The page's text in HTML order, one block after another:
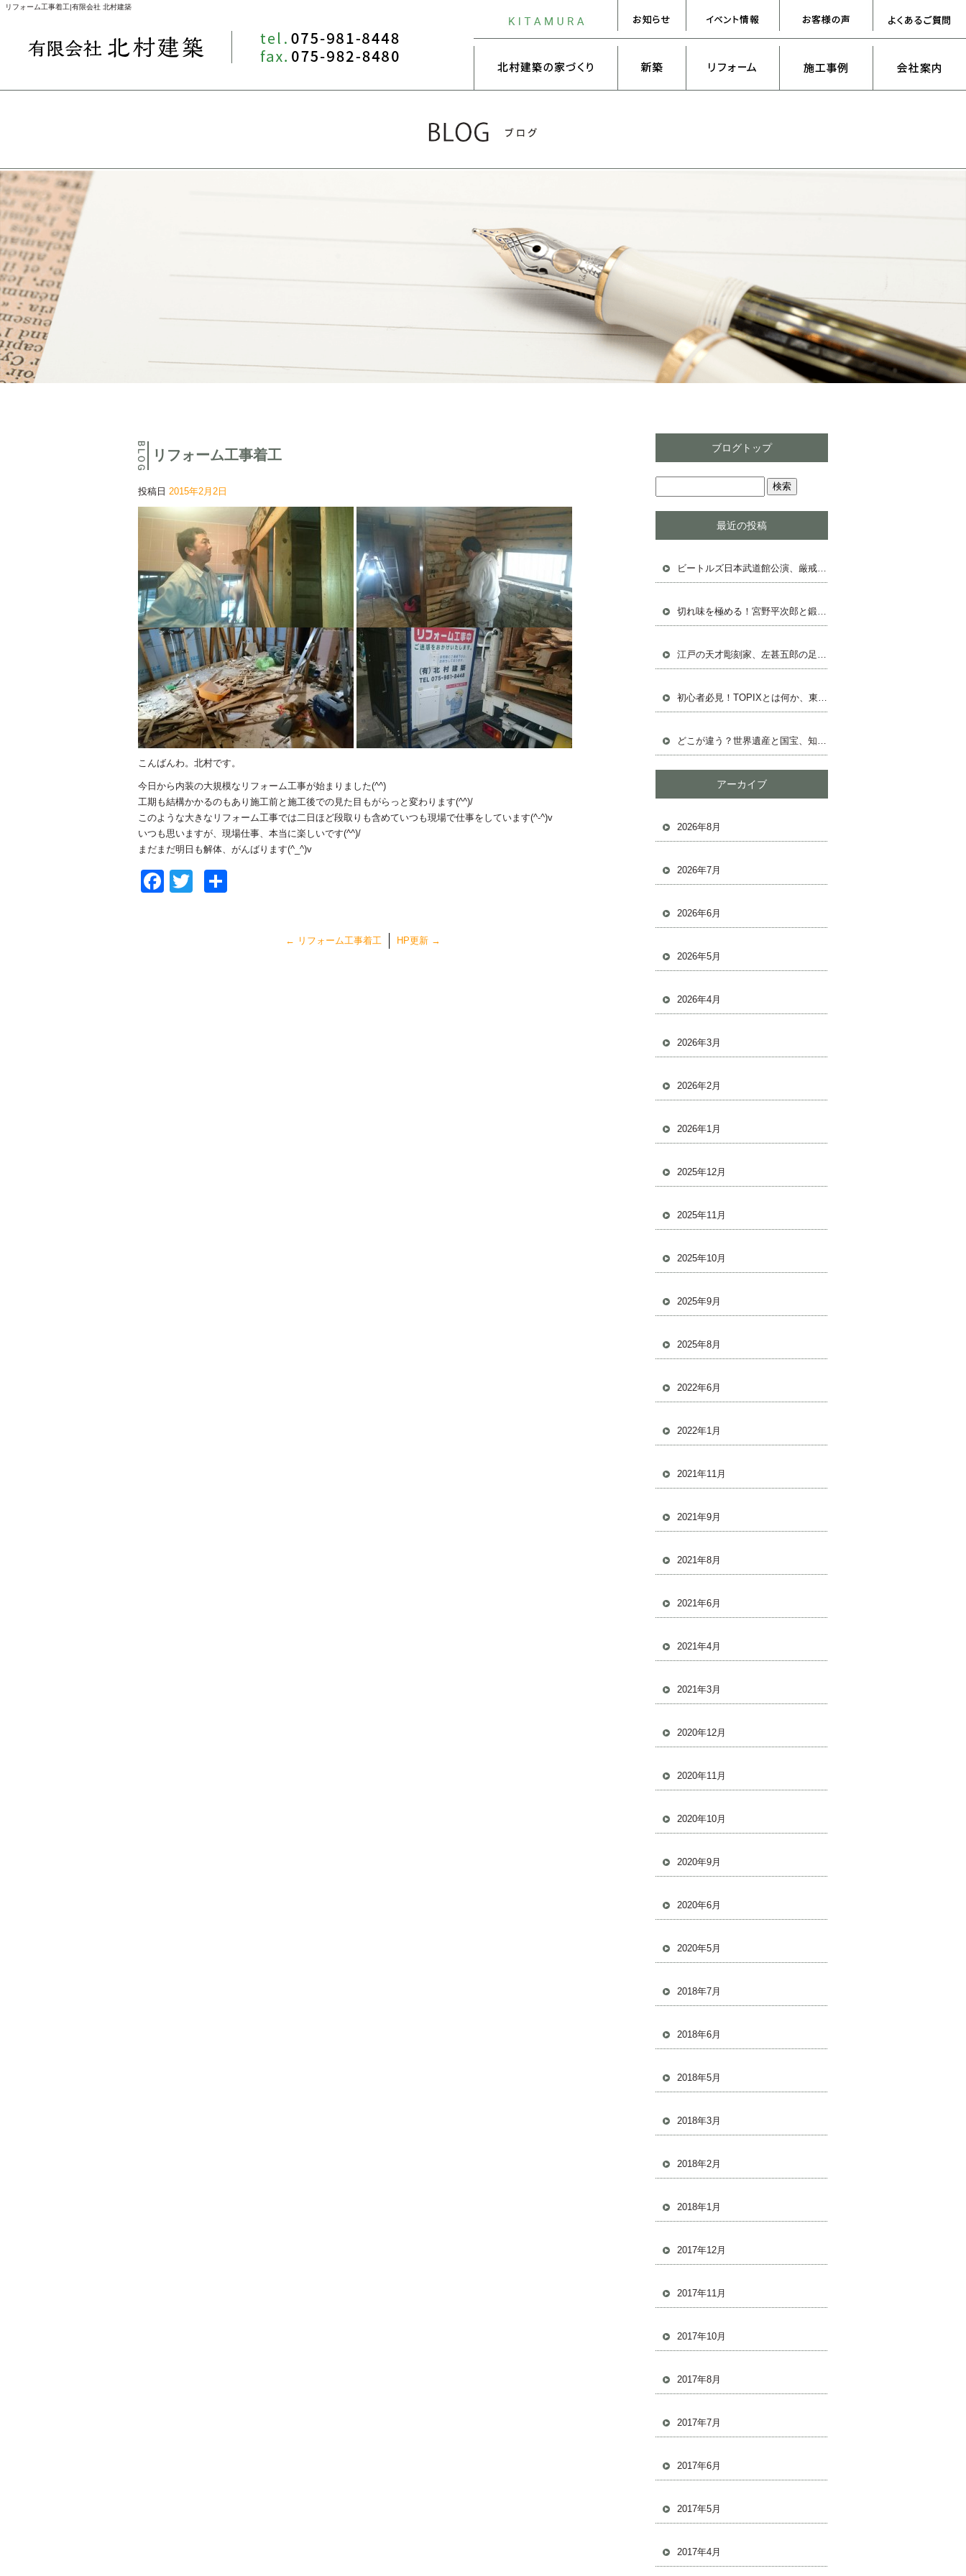
リフォーム工事着工|有限会社 北村建築
リフォーム工事着工
投稿日 2015年2月2日
こんばんわ。北村です。
今日から内装の大規模なリフォーム工事が始まりました(^^)
工期も結構かかるのもあり施工前と施工後での見た目もがらっと変わります(^^)/
このような大きなリフォーム工事では二日ほど段取りも含めていつも現場で仕事をしています(^-^)v
いつも思いますが、現場仕事、本当に楽しいです(^^)/
まだまだ明日も解体、がんばります(^_^)v
Facebook
Twitter
← リフォーム工事着工 HP更新 →
ブログトップ
最近の投稿
ビートルズ日本武道館公演、厳戒態勢の中の熱狂
切れ味を極める！宮野平次郎と鍛冶屋の鋸物語
江戸の天才彫刻家、左甚五郎の足跡を追う
初心者必見！TOPIXとは何か、東証の株式市場の基本
どこが違う？世界遺産と国宝、知っておきたい基礎知識
アーカイブ
2026年8月
2026年7月
2026年6月
2026年5月
2026年4月
2026年3月
2026年2月
2026年1月
2025年12月
2025年11月
2025年10月
2025年9月
2025年8月
2022年6月
2022年1月
2021年11月
2021年9月
2021年8月
2021年6月
2021年4月
2021年3月
2020年12月
2020年11月
2020年10月
2020年9月
2020年6月
2020年5月
2018年7月
2018年6月
2018年5月
2018年3月
2018年2月
2018年1月
2017年12月
2017年11月
2017年10月
2017年8月
2017年7月
2017年6月
2017年5月
2017年4月